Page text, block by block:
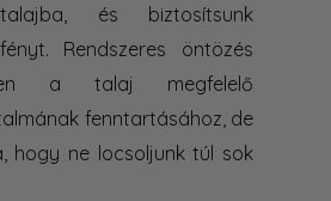
és biztosítsunk
Rendszeres öntözés
a talaj megfelelő
fenntartásához, de
hogy ne locsoljunk túl sok